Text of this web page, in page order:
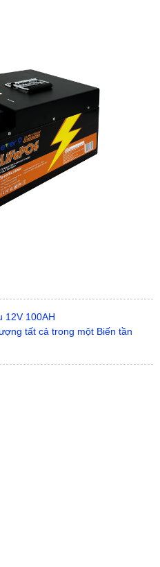
12V 100AH
tất cả trong một Biến tần